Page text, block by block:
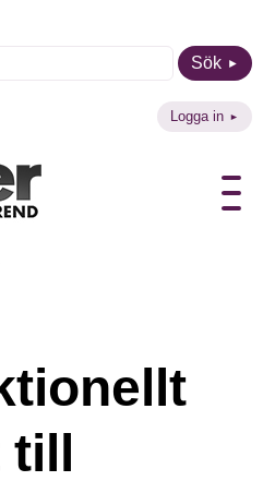
Sök
Logga in
till